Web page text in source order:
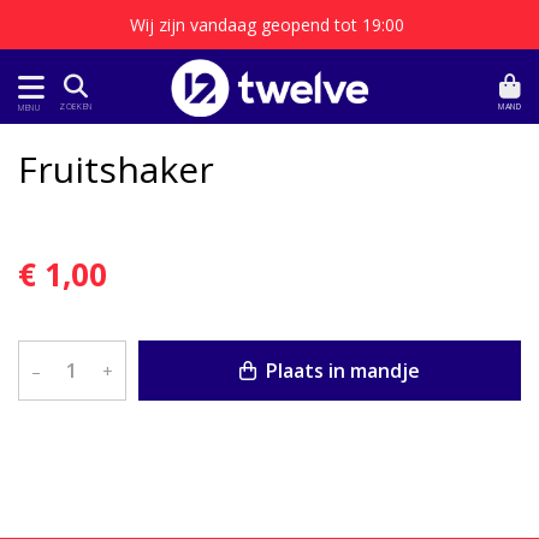
Wij zijn vandaag geopend tot 19:00
MENU ZOEKEN MAND
Fruitshaker
€ 1,00
– + Plaats in mandje